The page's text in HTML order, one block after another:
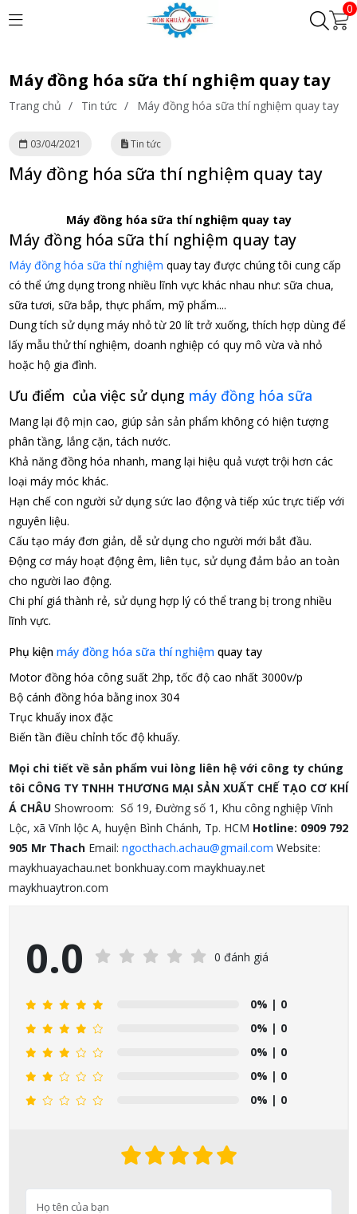
0
Máy đồng hóa sữa thí nghiệm quay tay
Trang chủ / Tin tức / Máy đồng hóa sữa thí nghiệm quay tay
03/04/2021 Tin tức
Máy đồng hóa sữa thí nghiệm quay tay
Máy đồng hóa sữa thí nghiệm quay tay
Máy đồng hóa sữa thí nghiệm quay tay
Máy đồng hóa sữa thí nghiệm quay tay được chúng tôi cung cấp
có thể ứng dụng trong nhiều lĩnh vực khác nhau như: sữa chua,
sữa tươi, sữa bắp, thực phẩm, mỹ phẩm....
Dung tích sử dụng máy nhỏ từ 20 lít trở xuống, thích hợp dùng để
lấy mẫu thử thí nghiệm, doanh nghiệp có quy mô vừa và nhỏ
hoặc hộ gia đình.
Ưu điểm của việc sử dụng máy đồng hóa sữa
Mang lại độ mịn cao, giúp sản sản phẩm không có hiện tượng
phân tầng, lắng cặn, tách nước.
Khả năng đồng hóa nhanh, mang lại hiệu quả vượt trội hơn các
loại máy móc khác.
Hạn chế con người sử dụng sức lao động và tiếp xúc trực tiếp với
nguyên liệu.
Cấu tạo máy đơn giản, dễ sử dụng cho người mới bắt đầu.
Động cơ máy hoạt động êm, liên tục, sử dụng đảm bảo an toàn
cho người lao động.
Chi phí giá thành rẻ, sử dụng hợp lý có thể trang bị trong nhiều
lĩnh vực.
Phụ kiện máy đồng hóa sữa thí nghiệmquay tay
Motor đồng hóa công suất 2hp, tốc độ cao nhất 3000v/p
Bộ cánh đồng hóa bằng inox 304
Trục khuấy inox đặc
Biến tần điều chỉnh tốc độ khuấy.
Mọi chi tiết về sản phẩm vui lòng liên hệ với công ty chúng
tôi CÔNG TY TNHH THƯƠNG MẠI SẢN XUẤT CHẾ TẠO CƠ KHÍ
Á CHÂUShowroom: Số 19, Đường số 1, Khu công nghiệp Vĩnh
Lộc, xã Vĩnh lộc A, huyện Bình Chánh, Tp. HCM Hotline: 0909 792
905 Mr ThachEmail: ngocthach.achau@gmail.com Website:
maykhuayachau.net bonkhuay.com maykhuay.net
maykhuaytron.com
0.0 0 đánh giá
0% | 0
0% | 0
0% | 0
0% | 0
0% | 0